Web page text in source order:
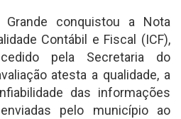
conquistou a Nota
Contábil e Fiscal (ICF),
pela Secretaria do
atesta a qualidade, a
das informações
pelo município ao